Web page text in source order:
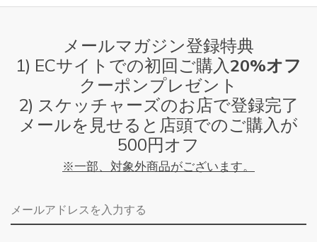
メールマガジン登録特典
1) ECサイトでの初回ご購入20%オフ
クーポンプレゼント
2) スケッチャーズのお店で登録完了
メールを見せると店頭でのご購入が
500円オフ
※一部、対象外商品がございます。
メールアドレス